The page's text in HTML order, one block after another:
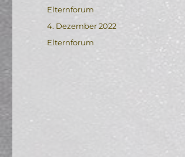
Autor
Elternforum
Veröffentlicht
am
4. Dezember 2022
Kategorien
Elternforum